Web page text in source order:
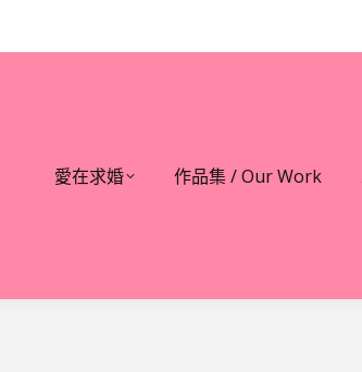
愛在求婚 作品集 / Our Work